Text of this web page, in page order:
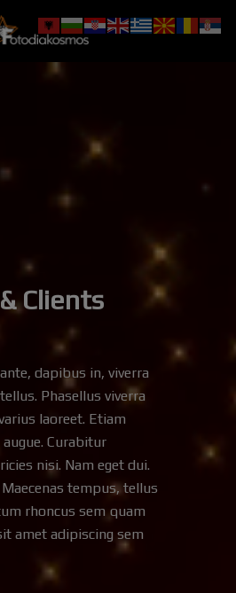
Clients
dapibus in, viverra
Phasellus viverra
laoreet. Etiam
Curabitur
nisi. Nam eget dui.
tempus, tellus
rhoncus sem quam
amet adipiscing sem